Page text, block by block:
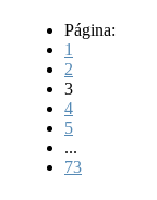
Página:
1
2
3
4
5
...
73